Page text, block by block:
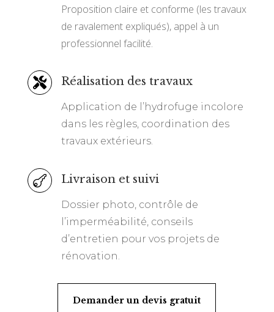
Proposition claire et conforme (les travaux
de ravalement expliqués), appel à un
professionnel facilité.
 Réalisation des travaux
Application de l’hydrofuge incolore
dans les règles, coordination des
travaux extérieurs.
 Livraison et suivi
Dossier photo, contrôle de
l’imperméabilité, conseils
d’entretien pour vos projets de
rénovation.
Demander un devis gratuit